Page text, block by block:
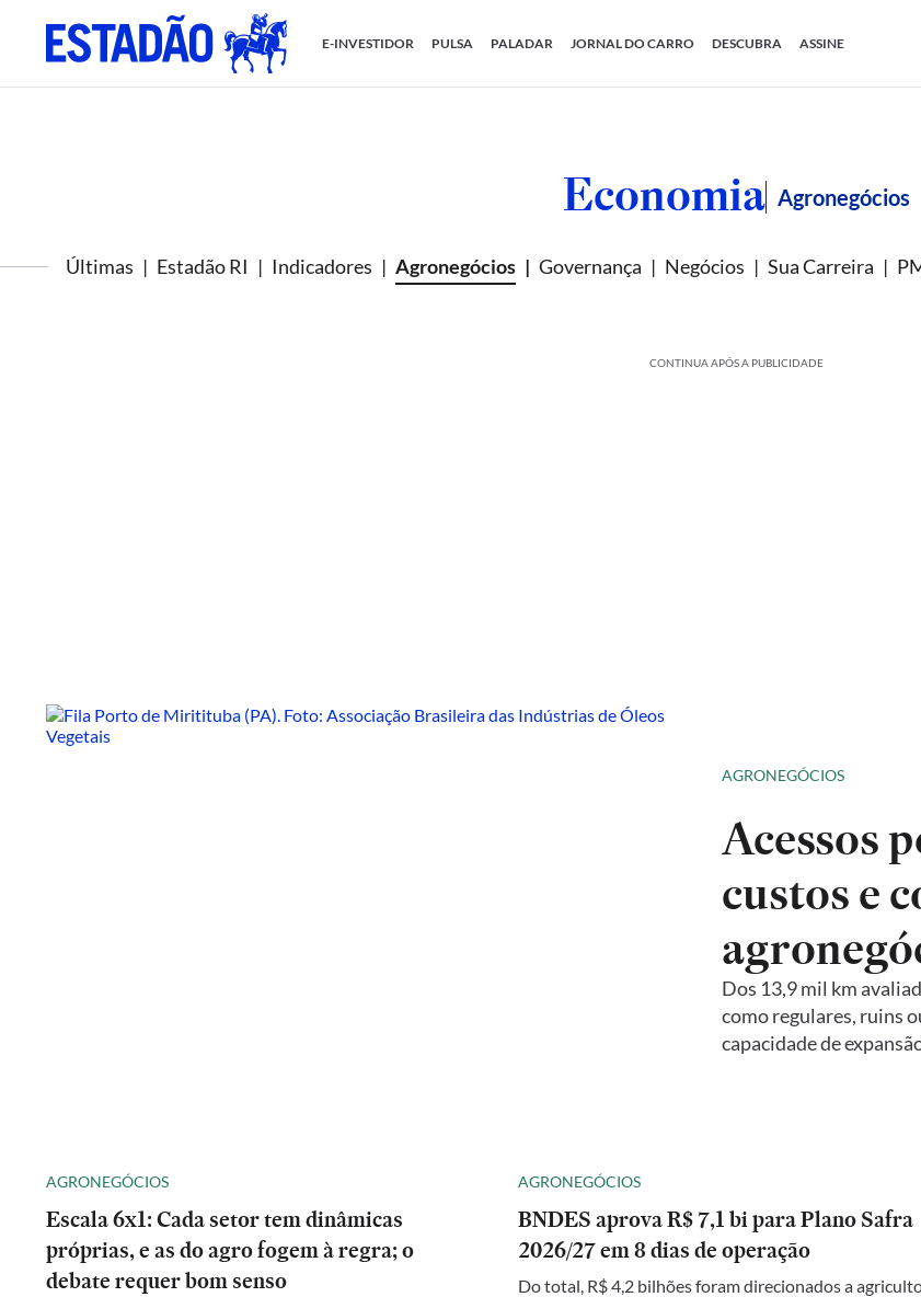
E-INVESTIDOR PULSA PALADAR JORNAL DO CARRO DESCUBRA ASSINE
Economia Agronegócios
Últimas Estadão RI Indicadores Agronegócios Governança Negócios Sua Carreira
CONTINUA APÓS A PUBLICIDADE
AGRONEGÓCIOS
Acessos
custos e
Dos 13,9 mil km
como regulares, ruins
capacidade de
AGRONEGÓCIOS
Escala 6x1: Cada setor tem dinâmicas
próprias, e as do agro fogem à regra; o
debate requer bom senso
AGRONEGÓCIOS
BNDES aprova R$ 7,1 bi para Plano Safra
2026/27 em 8 dias de operação
Do total, R$ 4,2 bilhões foram direcionados a